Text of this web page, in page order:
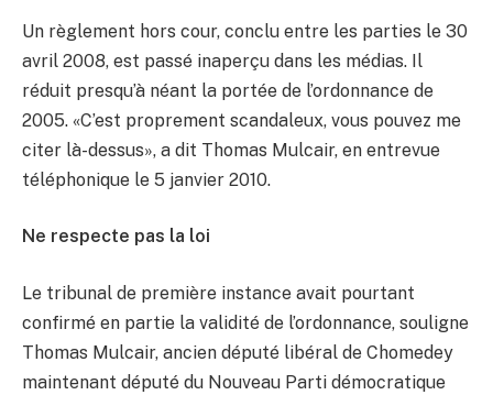
Un règlement hors cour, conclu entre les parties le 30
avril 2008, est passé inaperçu dans les médias. Il
réduit presqu’à néant la portée de l’ordonnance de
2005. «C’est proprement scandaleux, vous pouvez me
citer là-dessus», a dit Thomas Mulcair, en entrevue
téléphonique le 5 janvier 2010.
Ne respecte pas la loi
Le tribunal de première instance avait pourtant
confirmé en partie la validité de l’ordonnance, souligne
Thomas Mulcair, ancien député libéral de Chomedey
maintenant député du Nouveau Parti démocratique